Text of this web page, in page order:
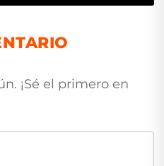
¡Sé el primero en